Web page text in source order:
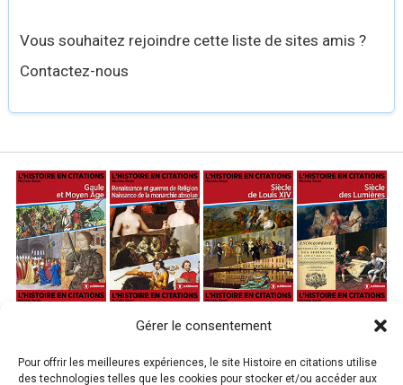
Gérer le consentement
Pour offrir les meilleures expériences, le site Histoire en citations utilise
des technologies telles que les cookies pour stocker et/ou accéder aux
Vous souhaitez rejoindre cette liste de sites amis ?
Contactez-nous